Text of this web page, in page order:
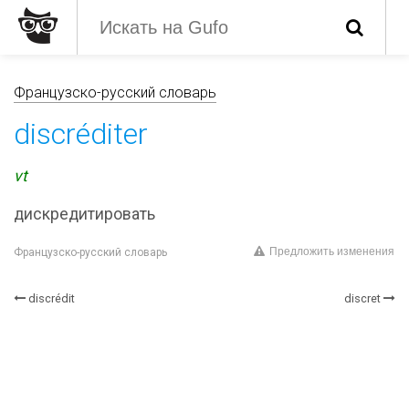
Французско-русский словарь
discréditer
vt
дискредитировать
Французско-русский словарь Предложить изменения
discrédit discret